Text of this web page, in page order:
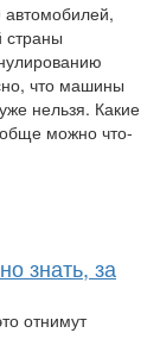
автомобилей,
страны
что машины
нельзя. Какие
можно что-
знать, за
отнимут